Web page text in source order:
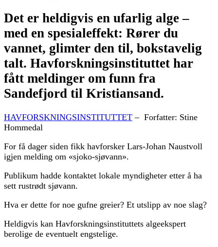
Det er heldigvis en ufarlig alge –
med en spesialeffekt: Rører du
vannet, glimter den til, bokstavelig
talt. Havforskningsinstituttet har
fått meldinger om funn fra
Sandefjord til Kristiansand.
HAVFORSKNINGSINSTITUTTET – Forfatter: Stine
Hommedal
For få dager siden fikk havforsker Lars-Johan Naustvoll
igjen melding om «sjoko-sjøvann».
Publikum hadde kontaktet lokale myndigheter etter å ha
sett rustrødt sjøvann.
Hva er dette for noe gufne greier? Et utslipp av noe slag?
Heldigvis kan Havforskningsinstituttets algeekspert
berolige de eventuelt engstelige.